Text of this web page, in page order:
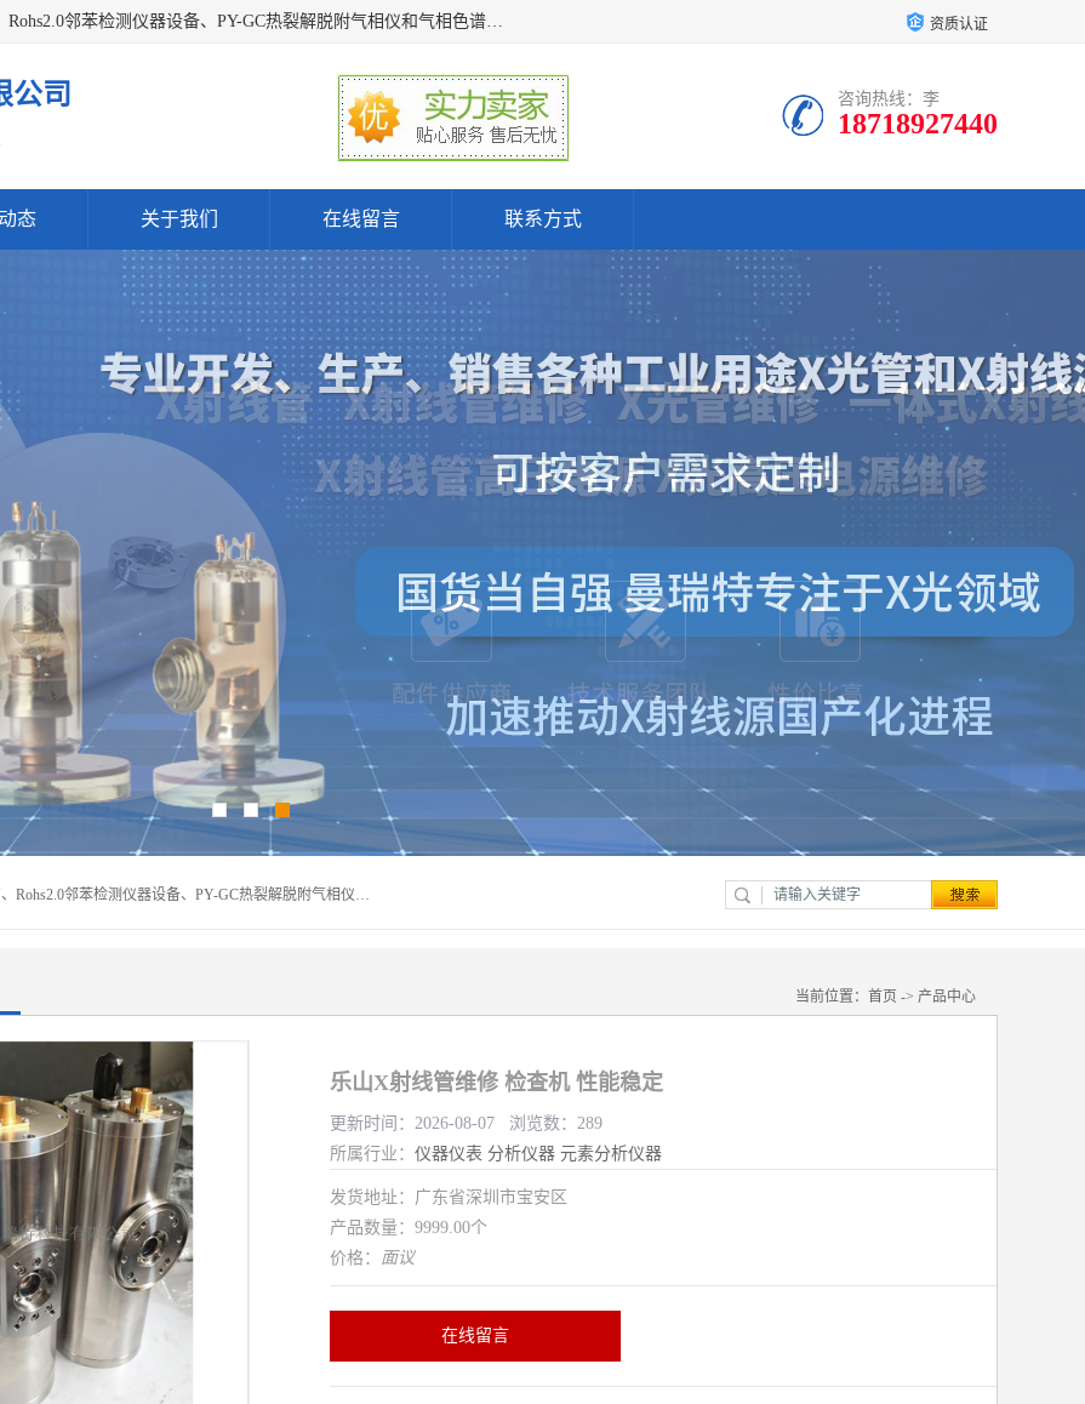
深圳曼瑞特科技有限公司是一家专业从事X光管维修X射线管、Rohs2.0邻苯检测仪器设备、PY-GC热裂解脱附气相仪和气相色谱光谱仪器、天瑞仪器探测器、高压电源等产品的维修出租的企业。本公司以客户至上为宗旨，以专注、专一、专业的精神为您提供安全、经济的技术服务。 资质认证
公司 咨询热线：李
18718927440
态 关于我们 在线留言 联系方式
深圳曼瑞特科技有限公司是一家专业从事X光管维修X射线管、Rohs2.0邻苯检测仪器设备、PY-GC热裂解脱附气相仪和气相色谱光谱仪器、天瑞仪器探测器、高压电源等产品的维修出租的企业。本公司以客户至上为宗旨，以专注、专一、专业的精神为您提供安全、经济的技术服务。
当前位置： 首页 -> 产品中心
乐山X射线管维修 检查机 性能稳定
更新时间：2026-08-07 浏览数：289
所属行业： 仪器仪表 分析仪器 元素分析仪器
发货地址：广东省深圳市宝安区
产品数量：9999.00个
价格： 面议
在线留言